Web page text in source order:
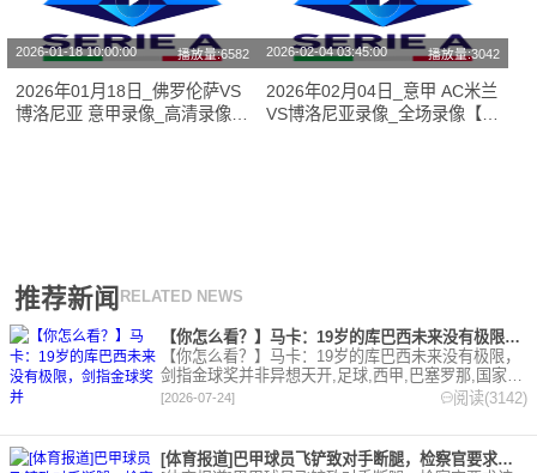
2026-01-18 10:00:00 播放量:6582
2026年01月18日_佛罗伦萨VS
博洛尼亚 意甲录像_高清录像
2026-02-04 03:45:00 播放量:3042
2026年02月04日_意甲 AC米兰
VS博洛尼亚录像_全场录像【高
推荐新闻 RELATED NEWS
【你怎么看？】马卡：19岁的库巴西未来没有极限，剑指金球奖并
【你怎么看？】马卡：19岁的库巴西未来没有极限，
剑指金球奖并非异想天开,足球,西甲,巴塞罗那,国家
队,世界杯,西班牙。欢迎收藏本站，24小时为你更新
[2026-07-24] 阅读(3142)
[体育报道]巴甲球员飞铲致对手断腿，检察官要求该球员在伤者缺